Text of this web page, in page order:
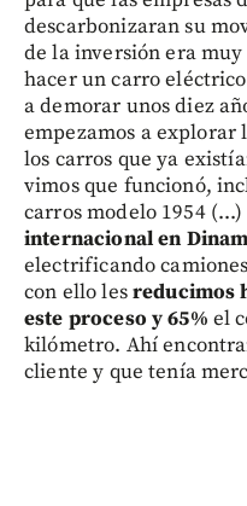
descarbonizaran su
de la inversión era
hacer un carro
a demorar unos diez
empezamos a
los carros que ya
vimos que funcionó,
carros modelo 1954 (...)
internacional en
electrificando
con ello lesreducimos
este proceso y 65% el
kilómetro. Ahí
cliente y que tenía